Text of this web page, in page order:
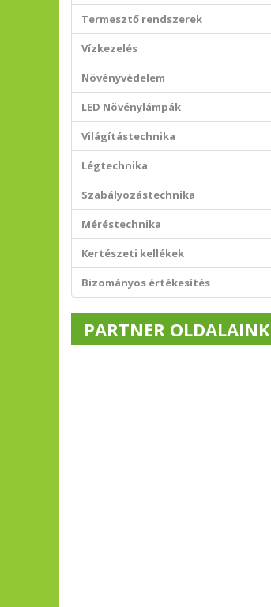
Termesztő rendszerek
Vízkezelés
Növényvédelem
LED Növénylámpák
Világítástechnika
Légtechnika
Szabályozástechnika
Méréstechnika
Kertészeti kellékek
Bizományos értékesítés
PARTNER OLDALAINK